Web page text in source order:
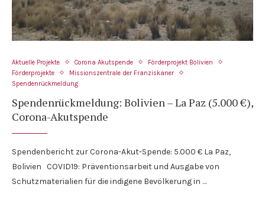
Aktuelle Projekte Corona Akutspende
Förderprojekt Bolivien
Förderprojekte
Missionszentrale der Franziskaner
Spendenrückmeldung
Spendenrückmeldung: Bolivien – La Paz (5.000 €),
Corona-Akutspende
Spendenbericht zur Corona-Akut-Spende: 5.000 € La Paz,
Bolivien COVID19: Präventionsarbeit und Ausgabe von
Schutzmaterialien für die indigene Bevölkerung in …